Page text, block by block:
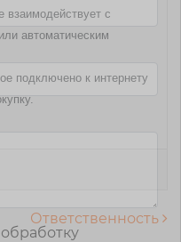
взаимодействует с
автоматическим
подключено к интернету
Ответственность